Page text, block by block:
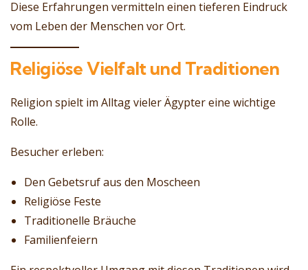
Diese Erfahrungen vermitteln einen tieferen Eindruck
vom Leben der Menschen vor Ort.
Religiöse Vielfalt und Traditionen
Religion spielt im Alltag vieler Ägypter eine wichtige
Rolle.
Besucher erleben:
Den Gebetsruf aus den Moscheen
Religiöse Feste
Traditionelle Bräuche
Familienfeiern